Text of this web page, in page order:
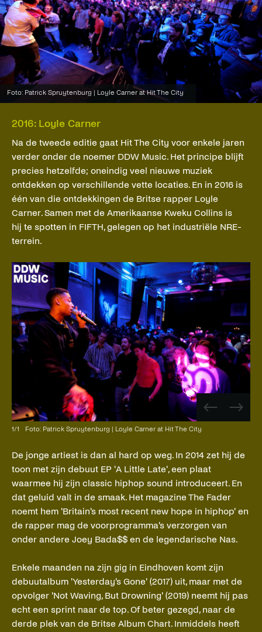
Foto: Patrick Spruytenburg | Loyle Carner at Hit The City
2016: Loyle Carner
Na de tweede editie gaat Hit The City voor enkele jaren
verder onder de noemer DDW Music. Het principe blijft
precies hetzelfde; oneindig veel nieuwe muziek
ontdekken op verschillende vette locaties. En in 2016 is
één van die ontdekkingen de Britse rapper Loyle
Carner. Samen met de Amerikaanse Kweku Collins is
hij te spotten in FIFTH, gelegen op het industriële NRE-
terrein.
Vorige
afbeelding
1/1 Foto: Patrick Spruytenburg | Loyle Carner at Hit The City
De jonge artiest is dan al hard op weg. In 2014 zet hij de
toon met zijn debuut EP 'A Little Late', een plaat
waarmee hij zijn classic hiphop sound introduceert. En
dat geluid valt in de smaak. Het magazine The Fader
noemt hem 'Britain's most recent new hope in hiphop' en
de rapper mag de voorprogramma's verzorgen van
onder andere Joey Bada$$ en de legendarische Nas.
Enkele maanden na zijn gig in Eindhoven komt zijn
debuutalbum 'Yesterday's Gone' (2017) uit, maar met de
opvolger 'Not Waving, But Drowning' (2019) neemt hij pas
echt een sprint naar de top. Of beter gezegd, naar de
derde plek van de Britse Album Chart. Inmiddels heeft